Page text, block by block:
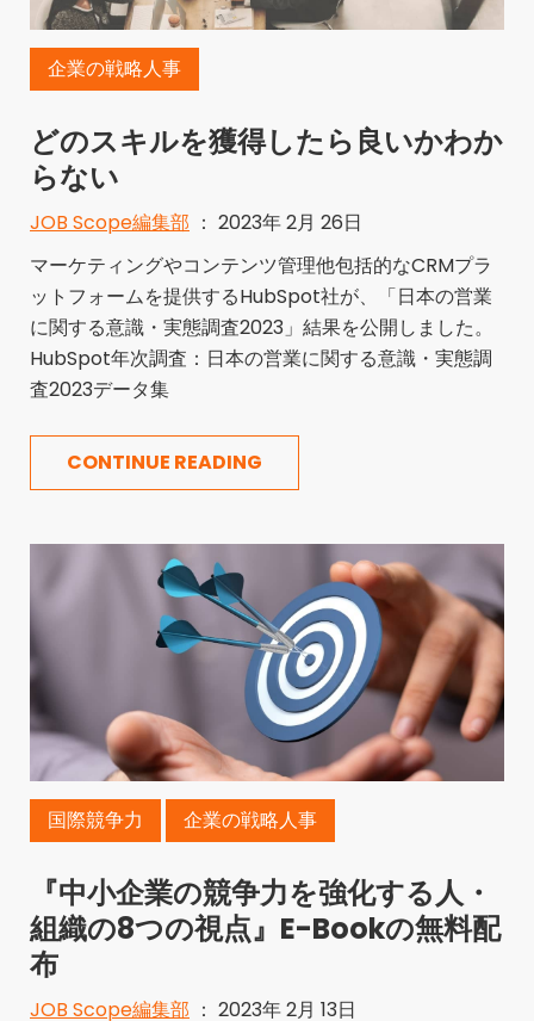
企業の戦略人事
どのスキルを獲得したら良いかわか
らない
JOB Scope編集部 ： 2023年 2月 26日
マーケティングやコンテンツ管理他包括的なCRMプラ
ットフォームを提供するHubSpot社が、「日本の営業
に関する意識・実態調査2023」結果を公開しました。
HubSpot年次調査：日本の営業に関する意識・実態調
査2023データ集
CONTINUE READING
国際競争力 企業の戦略人事
『中小企業の競争力を強化する人・
組織の8つの視点』E-Bookの無料配
布
JOB Scope編集部 ： 2023年 2月 13日